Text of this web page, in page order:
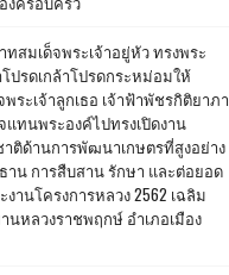
ทสมเด็จพระเจ้าอยู่หัว ทรงพระ
ปรดเกล้าโปรดกระหม่อมให้
พระเจ้าลูกเธอ เจ้าฟ้าพัชรกิติยาภา
แทนพระองค์ไปทรงเปิดงาน
ติด้านการพัฒนาเกษตรที่สูงอย่าง
น การสืบสาน รักษา และต่อยอด
านโครงการหลวง 2562 เฉลิม
หลวงราชพฤกษ์ อำเภอเมือง